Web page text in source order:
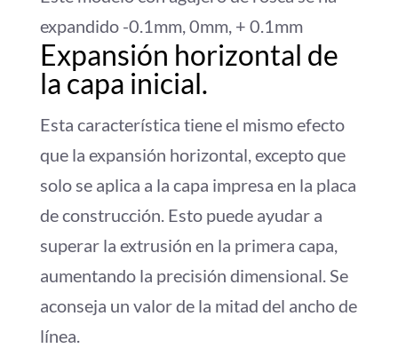
expandido -0.1mm, 0mm, + 0.1mm
Expansión horizontal de
la capa inicial.
Esta característica tiene el mismo efecto
que la expansión horizontal, excepto que
solo se aplica a la capa impresa en la placa
de construcción. Esto puede ayudar a
superar la extrusión en la primera capa,
aumentando la precisión dimensional. Se
aconseja un valor de la mitad del ancho de
línea.